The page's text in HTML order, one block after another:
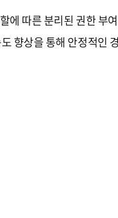
에 따른 분리된 권한 부
향상을 통해 안정적인